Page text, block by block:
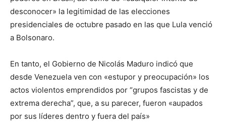
desconocer» la legitimidad de las elecciones
presidenciales de octubre pasado en las que Lula venció
a Bolsonaro.
En tanto, el Gobierno de Nicolás Maduro indicó que
desde Venezuela ven con «estupor y preocupación» los
actos violentos emprendidos por “grupos fascistas y de
extrema derecha”, que, a su parecer, fueron «aupados
por sus líderes dentro y fuera del país»